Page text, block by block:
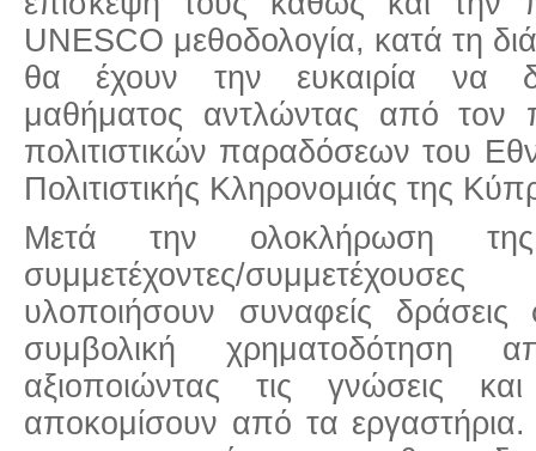
UNESCO μεθοδολογία, κατά τη
θα έχουν την ευκαιρία να
μαθήματος αντλώντας από τον
πολιτιστικών παραδόσεων του
Πολιτιστικής Κληρονομιάς της
Μετά την ολοκλήρωση
συμμετέχοντες/
υλοποιήσουν συναφείς
συμβολική χρηματοδότηση
αξιοποιώντας τις γνώσεις
αποκομίσουν από τα